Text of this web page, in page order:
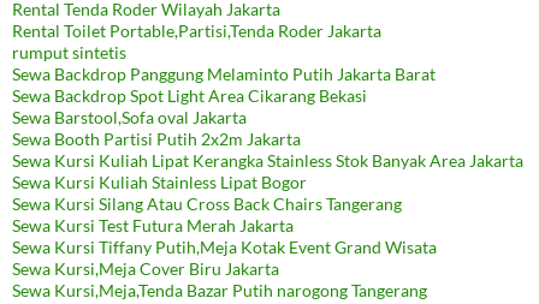
Rental Tenda Roder Wilayah Jakarta
Rental Toilet Portable,Partisi,Tenda Roder Jakarta
rumput sintetis
Sewa Backdrop Panggung Melaminto Putih Jakarta Barat
Sewa Backdrop Spot Light Area Cikarang Bekasi
Sewa Barstool,Sofa oval Jakarta
Sewa Booth Partisi Putih 2x2m Jakarta
Sewa Kursi Kuliah Lipat Kerangka Stainless Stok Banyak Area Jakarta
Sewa Kursi Kuliah Stainless Lipat Bogor
Sewa Kursi Silang Atau Cross Back Chairs Tangerang
Sewa Kursi Test Futura Merah Jakarta
Sewa Kursi Tiffany Putih,Meja Kotak Event Grand Wisata
Sewa Kursi,Meja Cover Biru Jakarta
Sewa Kursi,Meja,Tenda Bazar Putih narogong Tangerang